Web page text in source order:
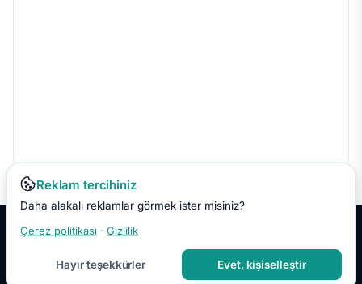
HakkımızdaİletişimGizlilik
Site Haritası
RSS
© 2026 Faydalı Bilgin. Tüm hakları saklıdır.
Reklam tercihiniz
Daha alakalı reklamlar görmek ister misiniz?
Çerez politikası · Gizlilik
Hayır teşekkürler Evet, kişiselleştir